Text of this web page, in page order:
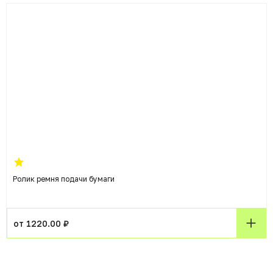
Ролик ремня подачи бумаги
от 1220.00 ₽